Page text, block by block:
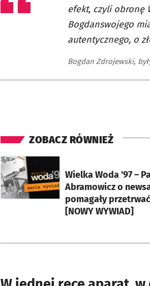
efekt, czyli obronę
Bogdanswojego
autentycznego, o
Bogdan Zdrojewski,
ZOBACZ RÓWNIEŻ
Wielka Woda '97 –
Abramowicz o
pomagały
[NOWY WYWIAD]
otworzy się w nowej karcie